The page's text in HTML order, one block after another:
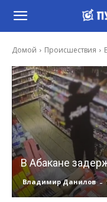
Домой Происшествия
В Абакане
Владимир Данилов -